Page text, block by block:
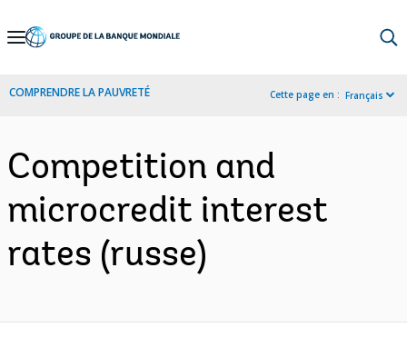
Skip
Navigation
COMPRENDRE LA PAUVRETÉ Cette page en : Français
Competition and
microcredit interest
rates (russe)